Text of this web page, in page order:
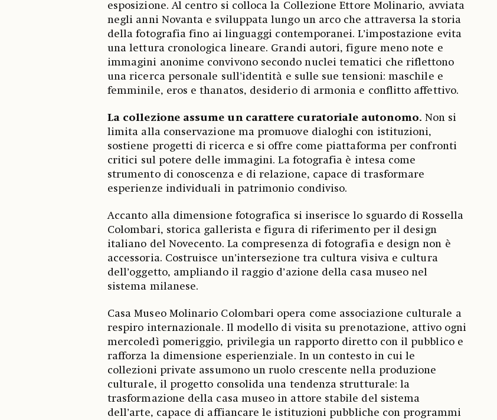
esposizione. Al centro si colloca la Collezione Ettore Molinario, avviata
negli anni Novanta e sviluppata lungo un arco che attraversa la storia
della fotografia fino ai linguaggi contemporanei. L’impostazione evita
una lettura cronologica lineare. Grandi autori, figure meno note e
immagini anonime convivono secondo nuclei tematici che riflettono
una ricerca personale sull’identità e sulle sue tensioni: maschile e
femminile, eros e thanatos, desiderio di armonia e conflitto affettivo.
La collezione assume un carattere curatoriale autonomo. Non si
limita alla conservazione ma promuove dialoghi con istituzioni,
sostiene progetti di ricerca e si offre come piattaforma per confronti
critici sul potere delle immagini. La fotografia è intesa come
strumento di conoscenza e di relazione, capace di trasformare
esperienze individuali in patrimonio condiviso.
Accanto alla dimensione fotografica si inserisce lo sguardo di Rossella
Colombari, storica gallerista e figura di riferimento per il design
italiano del Novecento. La compresenza di fotografia e design non è
accessoria. Costruisce un’intersezione tra cultura visiva e cultura
dell’oggetto, ampliando il raggio d’azione della casa museo nel
sistema milanese.
Casa Museo Molinario Colombari opera come associazione culturale a
respiro internazionale. Il modello di visita su prenotazione, attivo ogni
mercoledì pomeriggio, privilegia un rapporto diretto con il pubblico e
rafforza la dimensione esperienziale. In un contesto in cui le
collezioni private assumono un ruolo crescente nella produzione
culturale, il progetto consolida una tendenza strutturale: la
trasformazione della casa museo in attore stabile del sistema
dell’arte, capace di affiancare le istituzioni pubbliche con programmi